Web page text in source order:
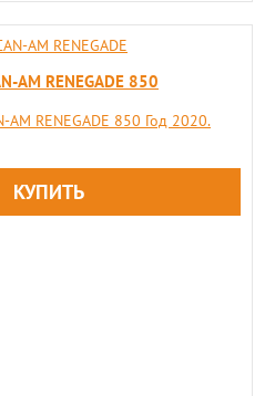
AM RENEGADE 850
AM RENEGADE 850 Год 2020.